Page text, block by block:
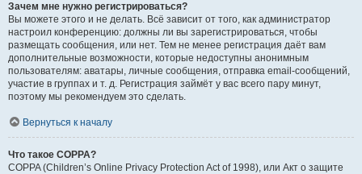
Зачем мне нужно регистрироваться?
Вы можете этого и не делать. Всё зависит от того, как администратор
настроил конференцию: должны ли вы зарегистрироваться, чтобы
размещать сообщения, или нет. Тем не менее регистрация даёт вам
дополнительные возможности, которые недоступны анонимным
пользователям: аватары, личные сообщения, отправка email-сообщений,
участие в группах и т. д. Регистрация займёт у вас всего пару минут,
поэтому мы рекомендуем это сделать.
Вернуться к началу
Что такое COPPA?
COPPA (Children’s Online Privacy Protection Act of 1998), или Акт о защите